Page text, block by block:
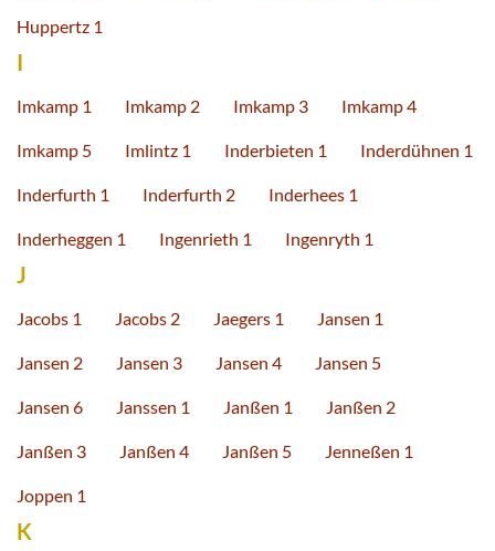
Huppertz 1
I
Imkamp 1 Imkamp 2 Imkamp 3 Imkamp 4
Imkamp 5 Imlintz 1 Inderbieten 1 Inderdühnen 1
Inderfurth 1 Inderfurth 2 Inderhees 1
Inderheggen 1 Ingenrieth 1 Ingenryth 1
J
Jacobs 1 Jacobs 2 Jaegers 1 Jansen 1
Jansen 2 Jansen 3 Jansen 4 Jansen 5
Jansen 6 Janssen 1 Janßen 1 Janßen 2
Janßen 3 Janßen 4 Janßen 5 Jenneßen 1
Joppen 1
K